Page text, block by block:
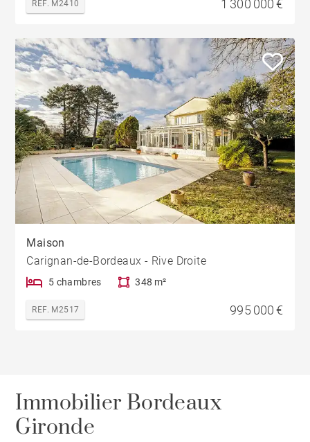
REF. M2410 1 300 000 €
Maison
Carignan-de-Bordeaux - Rive Droite
5 chambres 348 m²
REF. M2517 995 000 €
Immobilier Bordeaux
Gironde